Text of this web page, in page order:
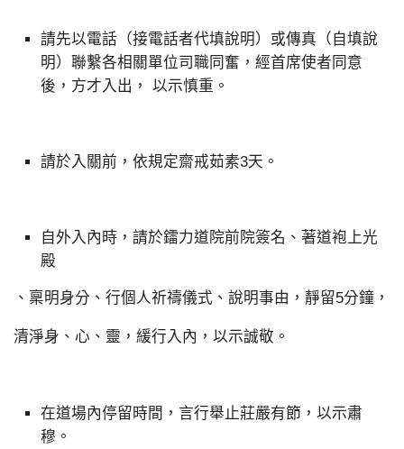
請先以電話（接電話者代填說明）或傳真（自填說
明）聯繫各相關單位司職同奮，經首席使者同意
後，方才入出， 以示慎重。
請於入關前，依規定齋戒茹素3天。
自外入內時，請於鐳力道院前院簽名、著道袍上光
殿
、稟明身分、行個人祈禱儀式、說明事由，靜留5分鐘，
清淨身、心、靈，緩行入內，以示誠敬。
在道場內停留時間，言行舉止莊嚴有節，以示肅
穆。